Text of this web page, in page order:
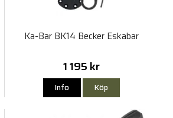
Ka-Bar BK14 Becker Eskabar
1 195 kr
Info Köp